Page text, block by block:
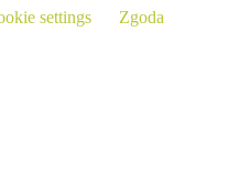
settings Zgoda